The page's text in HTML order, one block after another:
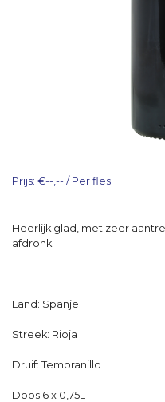
Prijs: €--,-- / Per fles
Heerlijk glad, met zeer
afdronk
Land: Spanje
Streek: Rioja
Druif: Tempranillo
Doos 6 x 0,75L